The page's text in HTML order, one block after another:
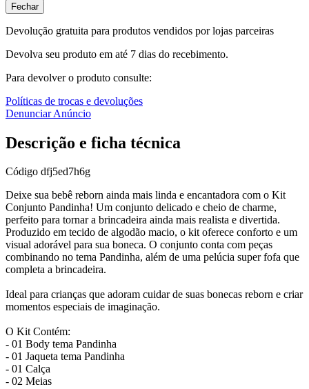
Fechar
Devolução gratuita para produtos vendidos por lojas parceiras
Devolva seu produto em até 7 dias do recebimento.
Para devolver o produto consulte:
Políticas de trocas e devoluções
Denunciar Anúncio
Descrição e ficha técnica
Código dfj5ed7h6g
Deixe sua bebê reborn ainda mais linda e encantadora com o Kit
Conjunto Pandinha! Um conjunto delicado e cheio de charme,
perfeito para tornar a brincadeira ainda mais realista e divertida.
Produzido em tecido de algodão macio, o kit oferece conforto e um
visual adorável para sua boneca. O conjunto conta com peças
combinando no tema Pandinha, além de uma pelúcia super fofa que
completa a brincadeira.
Ideal para crianças que adoram cuidar de suas bonecas reborn e criar
momentos especiais de imaginação.
O Kit Contém:
- 01 Body tema Pandinha
- 01 Jaqueta tema Pandinha
- 01 Calça
- 02 Meias